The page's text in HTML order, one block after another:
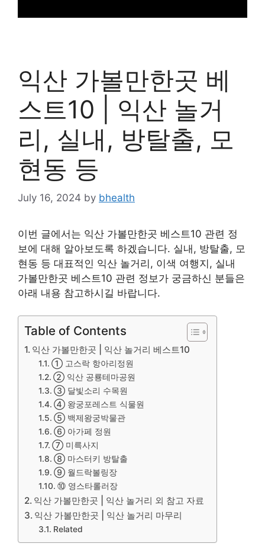
익산 가볼만한곳 베
스트10 | 익산 놀거
리, 실내, 방탈출, 모
현동 등
July 16, 2024 by bhealth
이번 글에서는 익산 가볼만한곳 베스트10 관련 정
보에 대해 알아보도록 하겠습니다. 실내, 방탈출, 모
현동 등 대표적인 익산 놀거리, 이색 여행지, 실내
가볼만한곳 베스트10 관련 정보가 궁금하신 분들은
아래 내용 참고하시길 바랍니다.
Table of Contents
익산 가볼만한곳 | 익산 놀거리 베스트10
① 고스락 항아리정원
② 익산 공룡테마공원
③ 달빛소리 수목원
④ 왕궁포레스트 식물원
⑤ 백제왕궁박물관
⑥ 아가페 정원
⑦ 미륵사지
⑧ 마스터키 방탈출
⑨ 월드락볼링장
⑩ 영스타롤러장
익산 가볼만한곳 | 익산 놀거리 외 참고 자료
익산 가볼만한곳 | 익산 놀거리 마무리
Related